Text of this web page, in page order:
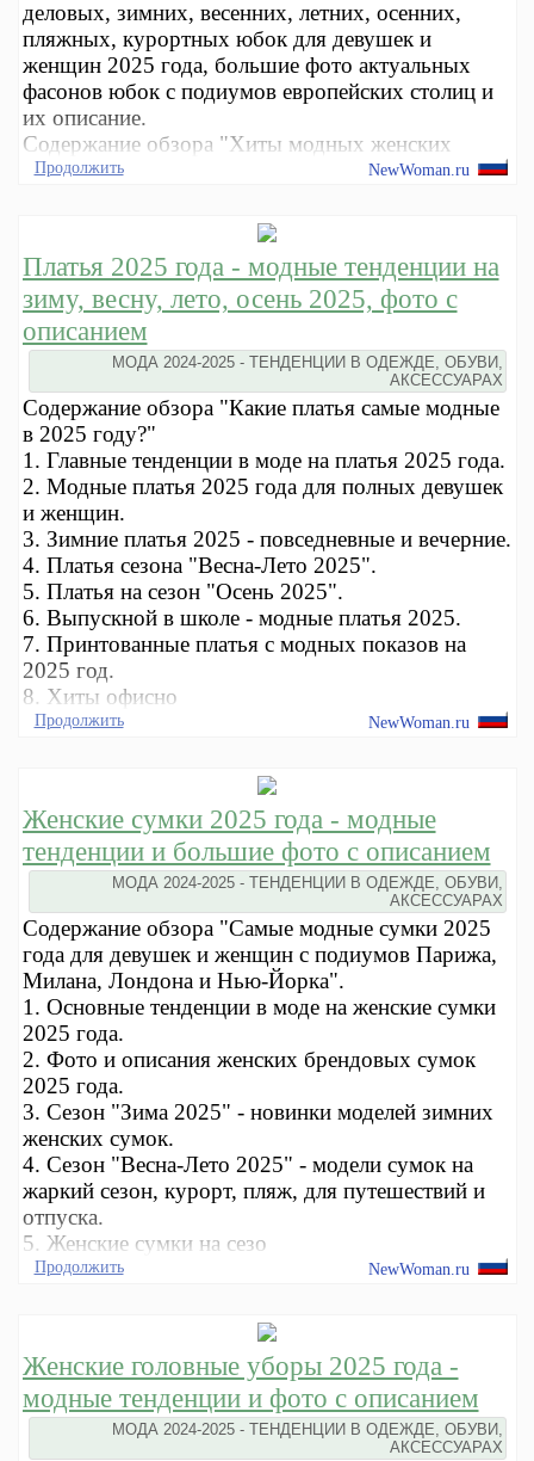
деловых, зимних, весенних, летних, осенних,
пляжных, курортных юбок для девушек и
женщин 2025 года, большие фото актуальных
фасонов юбок с подиумов европейских столиц и
их описание.
Содержание обзора "Хиты модных женских
Продолжить NewWoman.ru
Платья 2025 года - модные тенденции на
зиму, весну, лето, осень 2025, фото с
описанием
МОДА 2024-2025 - ТЕНДЕНЦИИ В ОДЕЖДЕ, ОБУВИ,
АКСЕССУАРАХ
Содержание обзора "Какие платья самые модные
в 2025 году?"
1. Главные тенденции в моде на платья 2025 года.
2. Модные платья 2025 года для полных девушек
и женщин.
3. Зимние платья 2025 - повседневные и вечерние.
4. Платья сезона "Весна-Лето 2025".
5. Платья на сезон "Осень 2025".
6. Выпускной в школе - модные платья 2025.
7. Принтованные платья с модных показов на
2025 год.
8. Хиты офисно
Продолжить NewWoman.ru
Женские сумки 2025 года - модные
тенденции и большие фото с описанием
МОДА 2024-2025 - ТЕНДЕНЦИИ В ОДЕЖДЕ, ОБУВИ,
АКСЕССУАРАХ
Содержание обзора "Самые модные сумки 2025
года для девушек и женщин с подиумов Парижа,
Милана, Лондона и Нью-Йорка".
1. Основные тенденции в моде на женские сумки
2025 года.
2. Фото и описания женских брендовых сумок
2025 года.
3. Сезон "Зима 2025" - новинки моделей зимних
женских сумок.
4. Сезон "Весна-Лето 2025" - модели сумок на
жаркий сезон, курорт, пляж, для путешествий и
отпуска.
5. Женские сумки на сезо
Продолжить NewWoman.ru
Женские головные уборы 2025 года -
модные тенденции и фото с описанием
МОДА 2024-2025 - ТЕНДЕНЦИИ В ОДЕЖДЕ, ОБУВИ,
АКСЕССУАРАХ